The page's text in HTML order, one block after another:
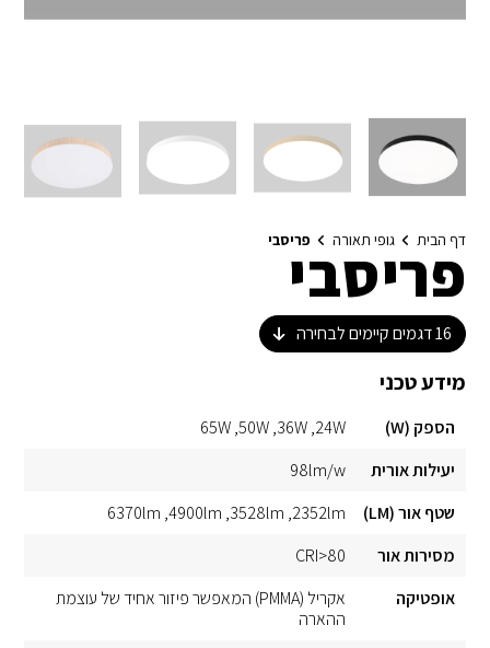
דף הבית גופי תאורה פריסביפריסבי
16דגמים קיימים לבחירה
מידע טכני
הספק (W) 24W
36W
50W
65W
יעילות אורית
98lm/w
שטף אור (LM)
2352lm
3528lm
4900lm
6370lm
מסירות אור
CRI>80
אופטיקה
אקריל (PMMA) המאפשר פיזור אחיד של עוצמת
ההארה